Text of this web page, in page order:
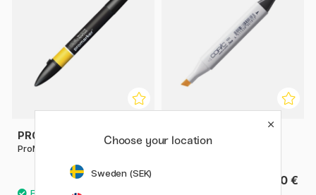
PROMARKER
ProMarker à l'unité
4 €
COPIC
9.80 €
Choose your location
Sweden (SEK)